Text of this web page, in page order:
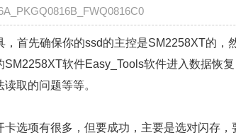
先确保你的ssd的主控是SM2258XT的，
软件Easy_Tools软件进入数据恢
取的问题等等。
项有很多，但要成功，主要是选对闪存，